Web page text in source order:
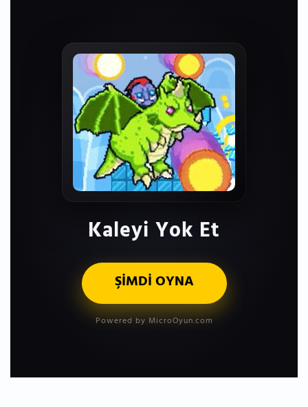
Kaleyi Yok Et
ŞİMDİ OYNA
Powered by MicroOyun.com